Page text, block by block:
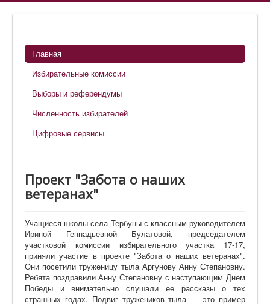
Главная
Избирательные комиссии
Выборы и референдумы
Численность избирателей
Цифровые сервисы
Проект "Забота о наших
ветеранах"
Учащиеся школы села Тербуны с классным руководителем
Ириной Геннадьевной Булатовой, председателем
участковой комиссии избирательного участка 17-17,
приняли участие в проекте "Забота о наших ветеранах".
Они посетили труженицу тыла Аргунову Анну Степановну.
Ребята поздравили Анну Степановну с наступающим Днем
Победы и внимательно слушали ее рассказы о тех
страшных годах. Подвиг тружеников тыла — это пример